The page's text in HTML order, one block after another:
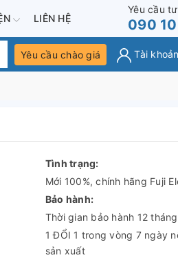
LIÊN HỆ
Yêu cầu
090
Yêu cầu chào giá Tài khoản
Tình trạng:
Mới 100%, chính hãng Fuji
Bảo hành:
Thời gian bảo hành 12
1 ĐỔI 1 trong vòng 7 ngày
sản xuất